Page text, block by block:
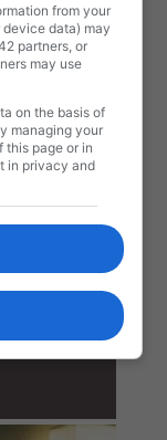
from your
data) may
partners, or
may use
on the basis of
managing your
this page or in
in privacy and